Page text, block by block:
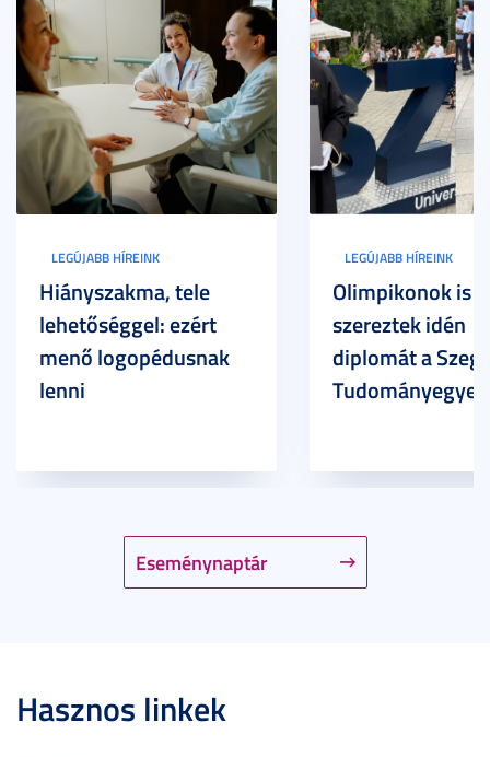
Eseménynaptár
LEGÚJABB HÍREINK
Hiányszakma, tele
lehetőséggel: ezért
menő logopédusnak
lenni
LEGÚJABB HÍREINK
Olimpikonok is
szereztek idén
diplomát a
Hasznos linkek